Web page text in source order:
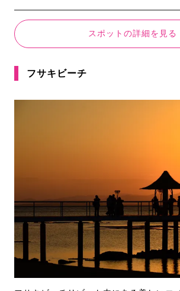
スポットの詳細を見る
フサキビーチ